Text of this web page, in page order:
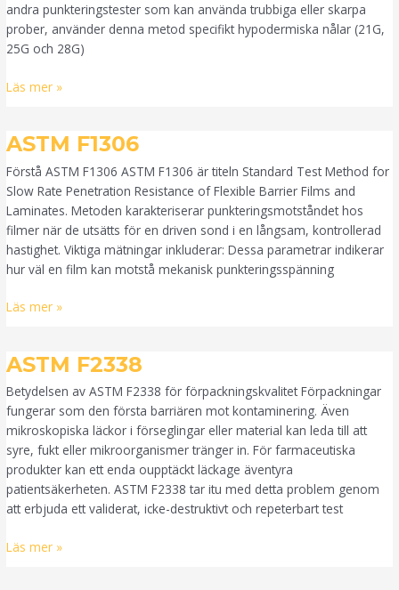
andra punkteringstester som kan använda trubbiga eller skarpa
prober, använder denna metod specifikt hypodermiska nålar (21G,
25G och 28G)
Läs mer »
ASTM F1306
Förstå ASTM F1306 ASTM F1306 är titeln Standard Test Method for
Slow Rate Penetration Resistance of Flexible Barrier Films and
Laminates. Metoden karakteriserar punkteringsmotståndet hos
filmer när de utsätts för en driven sond i en långsam, kontrollerad
hastighet. Viktiga mätningar inkluderar: Dessa parametrar indikerar
hur väl en film kan motstå mekanisk punkteringsspänning
ASTM
Läs mer »
ASTM F2338
Betydelsen av ASTM F2338 för förpackningskvalitet Förpackningar
fungerar som den första barriären mot kontaminering. Även
mikroskopiska läckor i förseglingar eller material kan leda till att
syre, fukt eller mikroorganismer tränger in. För farmaceutiska
produkter kan ett enda oupptäckt läckage äventyra
patientsäkerheten. ASTM F2338 tar itu med detta problem genom
att erbjuda ett validerat, icke-destruktivt och repeterbart test
ASTM
Läs mer »